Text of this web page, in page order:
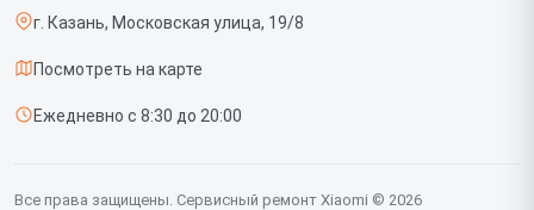
Доставка и способы оплаты
Диагностика
Контакты
г. Казань, Московская улица, 19/8
Посмотреть на карте
Ежедневно с 8:30 до 20:00
Все права защищены. Сервисный ремонт Xiaomi © 2026